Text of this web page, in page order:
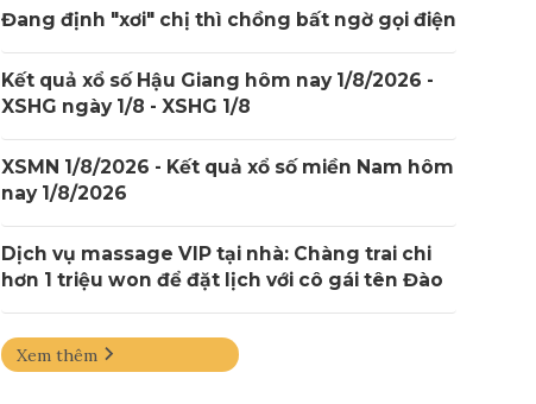
Đang định "xơi" chị thì chồng bất ngờ gọi điện
Kết quả xổ số Hậu Giang hôm nay 1/8/2026 -
XSHG ngày 1/8 - XSHG 1/8
XSMN 1/8/2026 - Kết quả xổ số miền Nam hôm
nay 1/8/2026
Dịch vụ massage VIP tại nhà: Chàng trai chi
hơn 1 triệu won để đặt lịch với cô gái tên Đào
Xem thêm